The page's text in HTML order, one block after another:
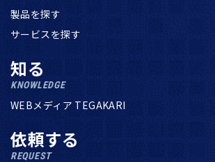
製品を探す
サービスを探す
知る
KNOWLEDGE
WEBメディア TEGAKARI
依頼する
REQUEST